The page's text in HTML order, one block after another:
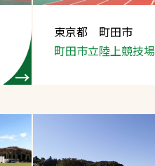
東京都 町田市
町田市立陸上競技場